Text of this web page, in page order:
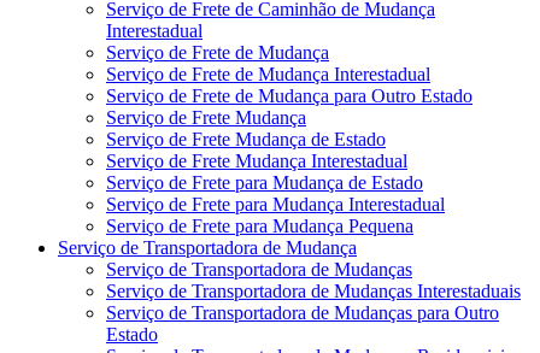
Serviço de Frete de Caminhão de Mudança
Interestadual
Serviço de Frete de Mudança
Serviço de Frete de Mudança Interestadual
Serviço de Frete de Mudança para Outro Estado
Serviço de Frete Mudança
Serviço de Frete Mudança de Estado
Serviço de Frete Mudança Interestadual
Serviço de Frete para Mudança de Estado
Serviço de Frete para Mudança Interestadual
Serviço de Frete para Mudança Pequena
Serviço de Transportadora de Mudança
Serviço de Transportadora de Mudanças
Serviço de Transportadora de Mudanças Interestaduais
Serviço de Transportadora de Mudanças para Outro
Estado